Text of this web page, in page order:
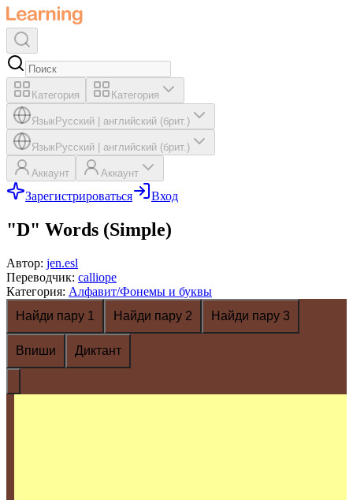
Категория Категория
ЯзыкРусский английский (брит.)
ЯзыкРусский английский (брит.)
Аккаунт Аккаунт
Зарегистрироваться Вход
"D" Words (Simple)
Автор: jen.esl
Переводчик: calliope
Категория: Алфавит/Фонемы и буквы
Найди пару 1
Найди пару 2 Найди пару 3
Впиши Диктант